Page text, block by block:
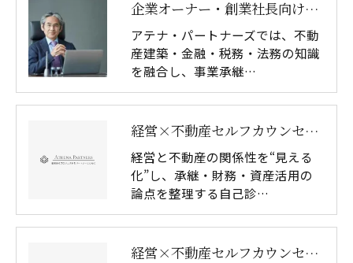
企業オーナー・創業社長向けサービス
アテナ・パートナーズでは、不動
産建築・金融・税務・法務の知識
を融合し、事業承継…
経営×不動産セルフカウンセリングシート
経営と不動産の関係性を“見える
化”し、承継・財務・資産活用の
論点を整理する自己診…
経営×不動産セルフカウンセリングシート ダウンロード